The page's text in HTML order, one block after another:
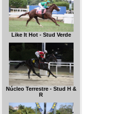
Like It Hot - Stud Verde
Núcleo Terrestre - Stud H &
R